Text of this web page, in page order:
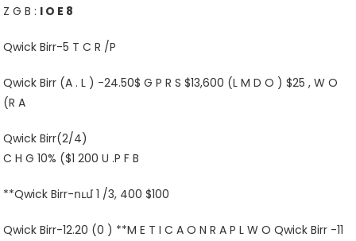
Z G B : I O E 8
Qwick Birr-5 T C R /P
Qwick Birr (A . L ) -24.50$ G P R S $13,600 (L M D O ) $25 , W O
(R A
Qwick Birr(2/4)
C H G 10% ($1 200 U .P F B
**Qwick Birr-ում 1 /3, 400 $100
Qwick Birr-12.20 (0 ) **M E T I C A O N R A P L W O Qwick Birr -11